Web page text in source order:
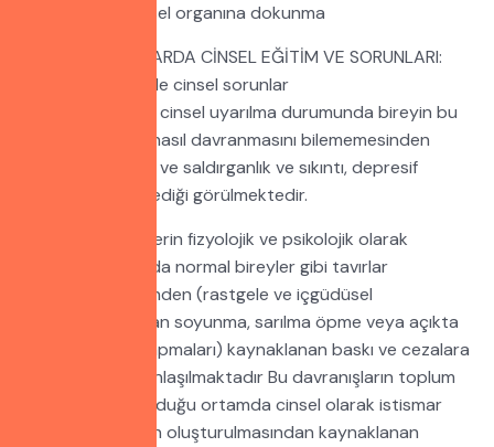
• Başkalarının cinsel organına dokunma
OTİSTİK ÇOCUKLARDA CİNSEL EĞİTİM VE SORUNLARI:
1. Otistik bireylerde cinsel sorunlar
Otistik bireylerde cinsel uyarılma durumunda bireyin bu
uyarıcıya karşılık nasıl davranmasını bilememesinden
kaynaklanan öfke ve saldırganlık ve sıkıntı, depresif
davranışlar sergilediği görülmektedir.
Yine otistik bireylerin fizyolojik ve psikolojik olarak
uyarıldıkları anlarda normal bireyler gibi tavırlar
sergiliyemediklerinden (rastgele ve içgüdüsel
davranışlardanolan soyunma, sarılma öpme veya açıkta
mastürbasyon yapmaları) kaynaklanan baskı ve cezalara
maruz kaldıkları anlaşılmaktadır Bu davranışların toplum
içinde veya bulunduğu ortamda cinsel olarak istismar
edilmelerine zemin oluşturulmasından kaynaklanan